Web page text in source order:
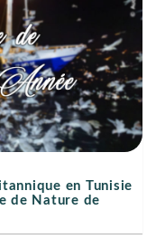
en Tunisie
de Nature de